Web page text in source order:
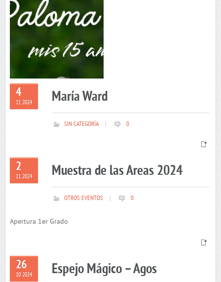
4
11 2024 María Ward
SIN CATEGORÍA 0
2
11 2024 Muestra de las Areas 2024
OTROS EVENTOS 0
Apertura 1er Grado
26
10 2024 Espejo Mágico – Agos